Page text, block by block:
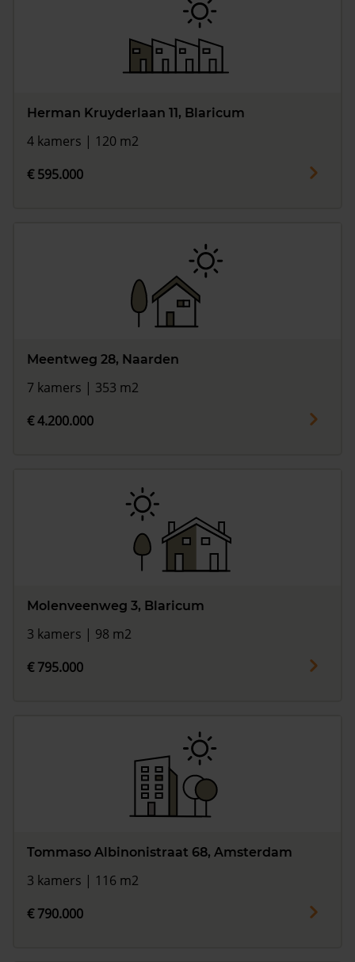
Herman Kruyderlaan 11, Blaricum
4 kamers | 120 m2
€ 595.000
Meentweg 28, Naarden
7 kamers | 353 m2
€ 4.200.000
Molenveenweg 3, Blaricum
3 kamers | 98 m2
€ 795.000
Tommaso Albinonistraat 68, Amsterdam
3 kamers | 116 m2
€ 790.000